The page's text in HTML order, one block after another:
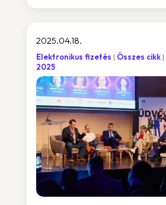
2025.04.18.
Elektronikus fizetés Összes cikk
2025